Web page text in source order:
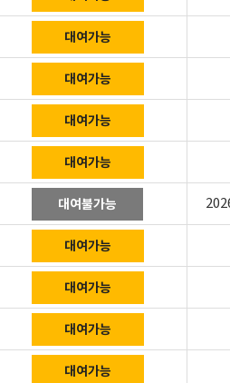
대여가능
대여가능
대여가능
대여가능
대여불가능
대여가능
대여가능
대여가능
대여가능